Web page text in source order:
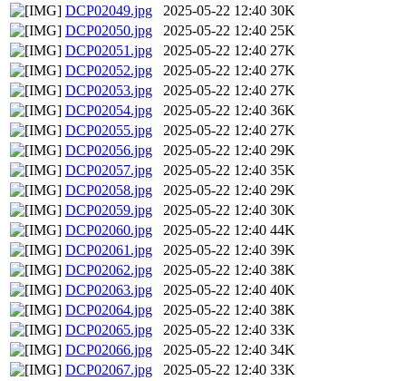
DCP02049.jpg
2025-05-22 12:40 30K
DCP02050.jpg
2025-05-22 12:40 25K
DCP02051.jpg
2025-05-22 12:40 27K
DCP02052.jpg
2025-05-22 12:40 27K
DCP02053.jpg
2025-05-22 12:40 27K
DCP02054.jpg
2025-05-22 12:40 36K
DCP02055.jpg
2025-05-22 12:40 27K
DCP02056.jpg
2025-05-22 12:40 29K
DCP02057.jpg
2025-05-22 12:40 35K
DCP02058.jpg
2025-05-22 12:40 29K
DCP02059.jpg
2025-05-22 12:40 30K
DCP02060.jpg
2025-05-22 12:40 44K
DCP02061.jpg
2025-05-22 12:40 39K
DCP02062.jpg
2025-05-22 12:40 38K
DCP02063.jpg
2025-05-22 12:40 40K
DCP02064.jpg
2025-05-22 12:40 38K
DCP02065.jpg
2025-05-22 12:40 33K
DCP02066.jpg
2025-05-22 12:40 34K
DCP02067.jpg
2025-05-22 12:40 33K